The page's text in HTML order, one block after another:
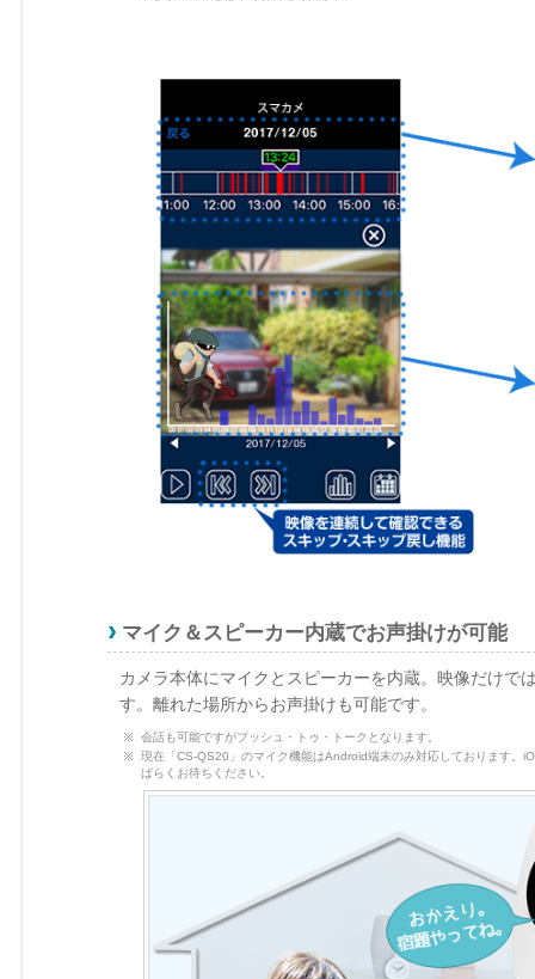
マイク＆スピーカー内蔵でお声掛けが可能
カメラ本体にマイクとスピーカーを内蔵。映像だけで
す。離れた場所からお声掛けも可能です。
会話も可能ですがプッシュ・トゥ・トークとなります。
現在「CS-QS20」のマイク機能はAndroid端末のみ対応しております。
ばらくお待ちください。